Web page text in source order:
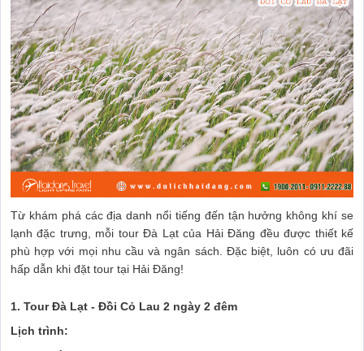
Từ khám phá các địa danh nổi tiếng đến tận hưởng không khí se
lạnh đặc trưng, mỗi tour Đà Lạt của Hải Đăng đều được thiết kế
phù hợp với mọi nhu cầu và ngân sách. Đặc biệt, luôn có ưu đãi
hấp dẫn khi đặt tour tại Hải Đăng!
1. Tour Đà Lạt - Đồi Cỏ Lau 2 ngày 2 đêm
Lịch trình: